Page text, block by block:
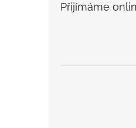
Přijímáme